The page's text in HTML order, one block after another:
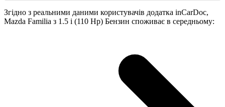
Згідно з реальними даними користувачів додатка inCarDoc,
Mazda Familia з 1.5 i (110 Hp) Бензин споживає в середньому: